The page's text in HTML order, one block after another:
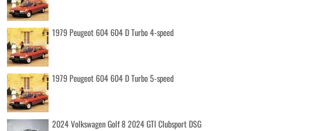
1979 Peugeot 604 604 D Turbo 4-speed
1979 Peugeot 604 604 D Turbo 5-speed
2024 Volkswagen Golf 8 2024 GTI Clubsport DSG